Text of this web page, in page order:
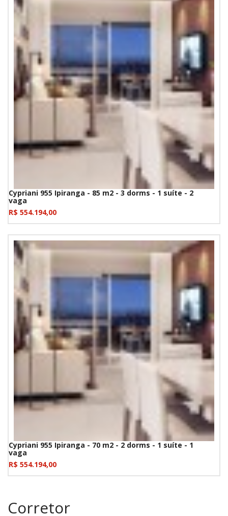
Cypriani 955 Ipiranga - 85 m2 - 3 dorms - 1 suíte - 2
vaga
R$ 554.194,00
Cypriani 955 Ipiranga - 70 m2 - 2 dorms - 1 suíte - 1
vaga
R$ 554.194,00
Corretor